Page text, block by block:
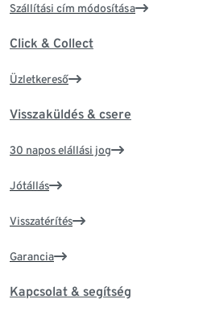
Szállítási cím módosítása
Click & Collect
Üzletkereső
Visszaküldés & csere
30 napos elállási jog
Jótállás
Visszatérítés
Garancia
Kapcsolat & segítség